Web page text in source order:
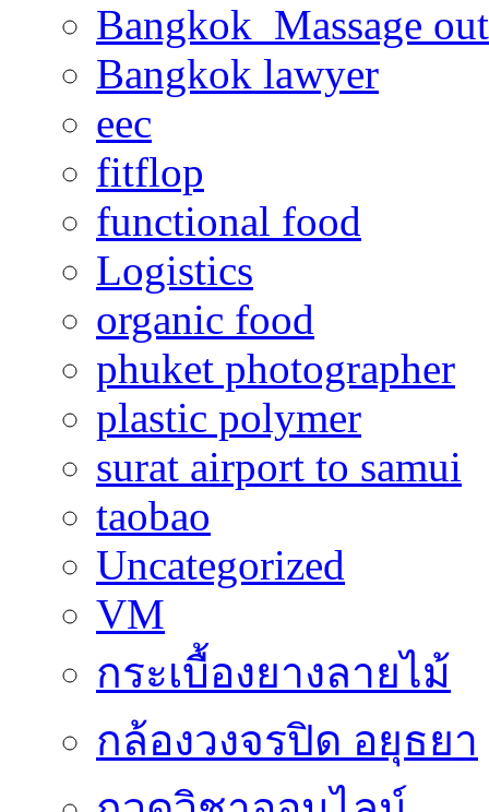
Bangkok Massage
Bangkok lawyer
eec
fitflop
functional food
Logistics
organic food
phuket photographer
plastic polymer
surat airport to samui
taobao
Uncategorized
VM
กระเบื้องยางลายไม้
กล้องวงจรปิด อยุธยา